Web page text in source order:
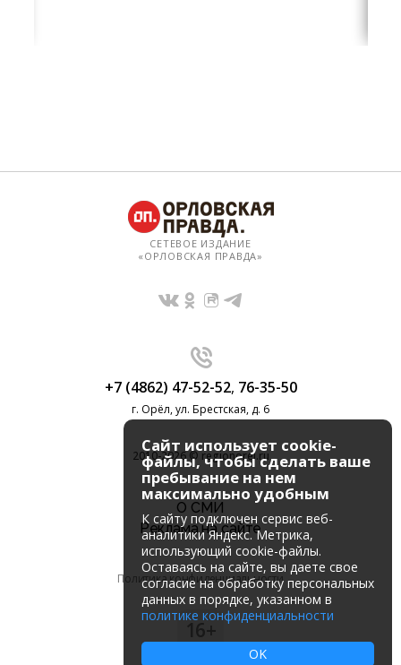
СЕТЕВОЕ ИЗДАНИЕ
«ОРЛОВСКАЯ ПРАВДА»
+7 (4862) 47-52-52, 76-35-50
г. Орёл, ул. Брестская, д. 6
2010-2026 © regionorel.ru
О СМИ
Реклама на сайте
Политика конфиденциальности
16+
Сайт использует cookie-
файлы, чтобы сделать ваше
пребывание на нем
максимально удобным
К cайту подключен сервис веб-
аналитики Яндекс. Метрика,
использующий cookie-файлы.
Оставаясь на сайте, вы даете свое
согласие на обработку персональных
данных в порядке, указанном в
политике конфиденциальности
OK